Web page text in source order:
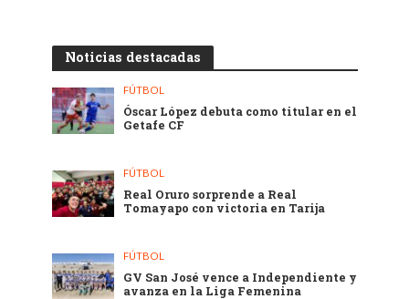
Noticias destacadas
FÚTBOL
Óscar López debuta como titular en el
Getafe CF
FÚTBOL
Real Oruro sorprende a Real
Tomayapo con victoria en Tarija
FÚTBOL
GV San José vence a Independiente y
avanza en la Liga Femenina